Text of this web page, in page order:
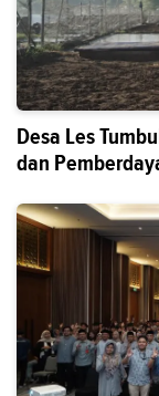
Desa Les
dan